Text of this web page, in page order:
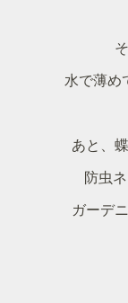
水で薄め
あと、
防虫
ガーデ